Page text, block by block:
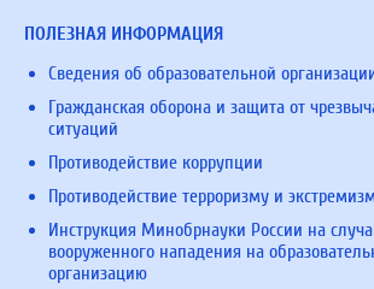
ПОЛЕЗНАЯ ИНФОРМАЦИЯ
Сведения об образовательной
Гражданская оборона и защита от
ситуаций
Противодействие коррупции
Противодействие терроризму и
Инструкция Минобрнауки России на
вооруженного нападения на
организацию